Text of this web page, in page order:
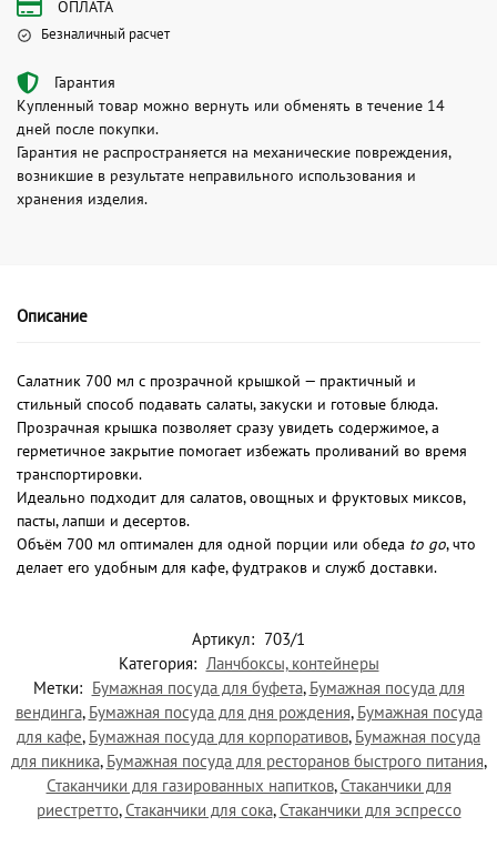
ОПЛАТА
Безналичный расчет
Гарантия
Купленный товар можно вернуть или обменять в течение 14
дней после покупки.
Гарантия не распространяется на механические повреждения,
возникшие в результате неправильного использования и
хранения изделия.
Описание
Салатник 700 мл с прозрачной крышкой — практичный и
стильный способ подавать салаты, закуски и готовые блюда.
Прозрачная крышка позволяет сразу увидеть содержимое, а
герметичное закрытие помогает избежать проливаний во время
транспортировки.
Идеально подходит для салатов, овощных и фруктовых миксов,
пасты, лапши и десертов.
Объём 700 мл оптимален для одной порции или обеда to go, что
делает его удобным для кафе, фудтраков и служб доставки.
Артикул: 703/1
Категория: Ланчбоксы, контейнеры
Метки: Бумажная посуда для буфета, Бумажная посуда для
вендинга, Бумажная посуда для дня рождения, Бумажная посуда
для кафе, Бумажная посуда для корпоративов, Бумажная посуда
для пикника, Бумажная посуда для ресторанов быстрого питания,
Стаканчики для газированных напитков,Стаканчики для
риестретто,Стаканчики для сока,Стаканчики для эспрессо